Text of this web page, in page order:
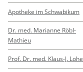
Apotheke im Schwabikum
Dr. med. Marianne Röbl-
Mathieu
Prof. Dr. med. Klaus-J. Lohe